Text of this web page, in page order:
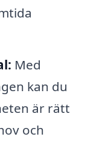
Med
kan du
är rätt
och